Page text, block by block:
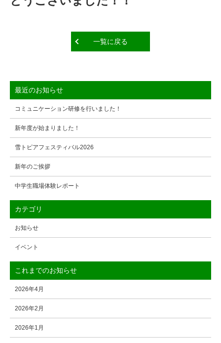
一覧に戻る
最近のお知らせ
コミュニケーション研修を行いました！
新年度が始まりました！
雪トピアフェスティバル2026
新年のご挨拶
中学生職場体験レポート
カテゴリ
お知らせ
イベント
これまでのお知らせ
2026年4月
2026年2月
2026年1月